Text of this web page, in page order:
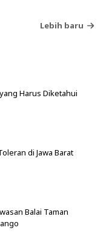
Lebih baru
Harus Diketahui
di Jawa Barat
Balai Taman